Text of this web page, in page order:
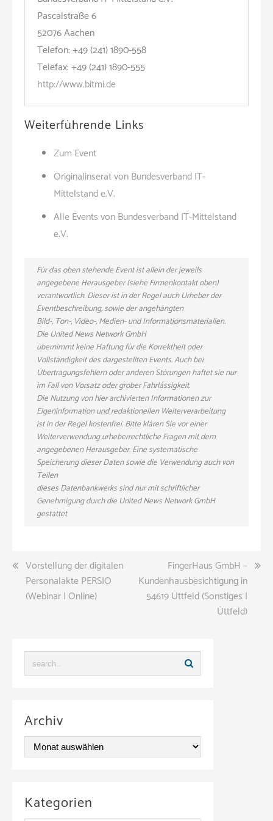
Pascalstraße 6
52076 Aachen
Telefon: +49 (241) 1890-558
Telefax: +49 (241) 1890-555
http://www.bitmi.de
Weiterführende Links
Zum Event
Originalinserat von Bundesverband IT-
Mittelstand e.V.
Alle Events von Bundesverband IT-Mittelstand
e.V.
Für das oben stehende Event ist allein der jeweils
angegebene Herausgeber (siehe Firmenkontakt oben)
verantwortlich. Dieser ist in der Regel auch Urheber der
Eventbeschreibung, sowie der angehängten
Bild-, Ton-, Video-, Medien- und Informationsmaterialien.
Die United News Network GmbH
übernimmt keine Haftung für die Korrektheit oder
Vollständigkeit des dargestellten Events. Auch bei
Übertragungsfehlern oder anderen Störungen haftet sie nur
im Fall von Vorsatz oder grober Fahrlässigkeit.
Die Nutzung von hier archivierten Informationen zur
Eigeninformation und redaktionellen Weiterverarbeitung
ist in der Regel kostenfrei. Bitte klären Sie vor einer
Weiterverwendung urheberrechtliche Fragen mit dem
angegebenen Herausgeber. Eine systematische
Speicherung dieser Daten sowie die Verwendung auch von
Teilen
dieses Datenbankwerks sind nur mit schriftlicher
Genehmigung durch die United News Network GmbH
gestattet
Beitragsnavigation
Vorstellung der digitalen
Personalakte PERSIO
(Webinar | Online)
FingerHaus GmbH –
Kundenhausbesichtigung in
54619 Üttfeld (Sonstiges |
Üttfeld)
Archiv
hKategorien